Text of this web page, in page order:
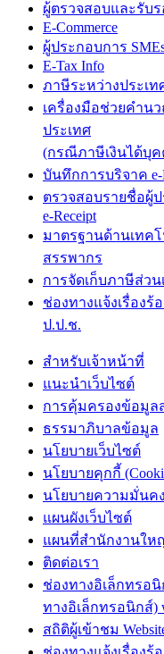
ผู้ตรวจสอบและรับ
E-Commerce
ผู้ประกอบการ
E-Tax Info
ภาษีระหว่างประเท
เครื่องมือช่วยคำน
ประเทศ
(กรณีภาษีเงินได้บุ
บันทึกการบริจาค e-
ตรวจสอบรายชื่อผู้ป
e-Receipt
มาตรฐานด้านเทค
สรรพากร
การจัดเก็บภาษีส่วน
ช่องทางแจ้งเรื่อง
ป.ป.ช.
สำหรับเจ้าหน้าที่
แนะนำเว็บไซต์
การคุ้มครองข้อมูล
ธรรมาภิบาลข้อมูล
นโยบายเว็บไซต์
นโยบายคุกกี้
นโยบายความมั่นค
แผนผังเว็บไซต์
แผนที่สำนักงานให
ติดต่อเรา
ช่องทางอิเล็กทรอ
ทางอิเล็กทรอนิกส์)
สถิติผู้เข้าชม